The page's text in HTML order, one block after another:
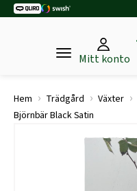
Mitt konto
Hem › Trädgård › Växter ›
Björnbär Black Satin